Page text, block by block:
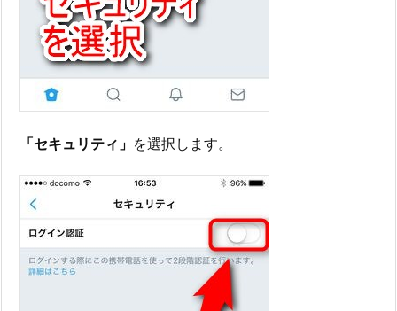
「セキュリティ」 を選択します。